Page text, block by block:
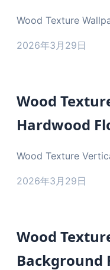
Wood Texture
2026年3月29日
Wood
Hardwood
Wood Texture
2026年3月29日
Wood
Background